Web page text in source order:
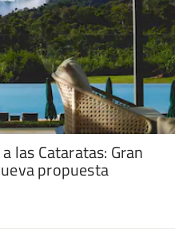
las Cataratas: Gran
propuesta